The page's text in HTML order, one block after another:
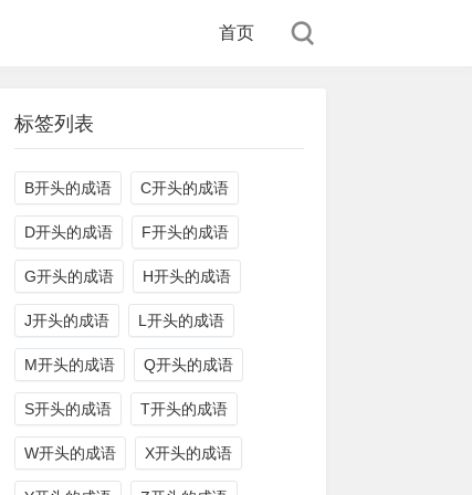
首页
标签列表
B开头的成语 C开头的成语
D开头的成语 F开头的成语
G开头的成语 H开头的成语
J开头的成语 L开头的成语
M开头的成语 Q开头的成语
S开头的成语 T开头的成语
W开头的成语 X开头的成语